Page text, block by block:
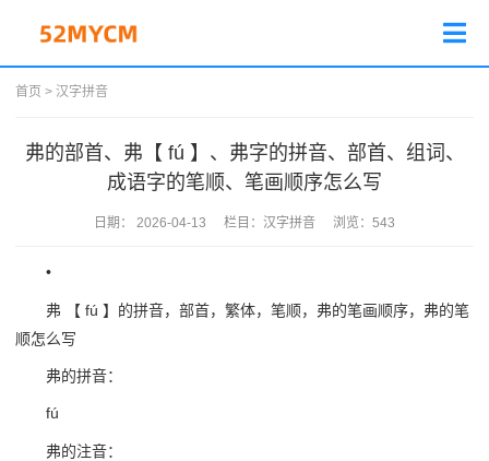
首页 > 汉字拼音
弗的部首、弗【 fú 】、弗字的拼音、部首、组词、
成语字的笔顺、笔画顺序怎么写
日期： 2026-04-13 栏目： 汉字拼音 浏览： 543
•
弗 【 fú 】的拼音，部首，繁体，笔顺，弗的笔画顺序，弗的笔
顺怎么写
弗的拼音：
fú
弗的注音：